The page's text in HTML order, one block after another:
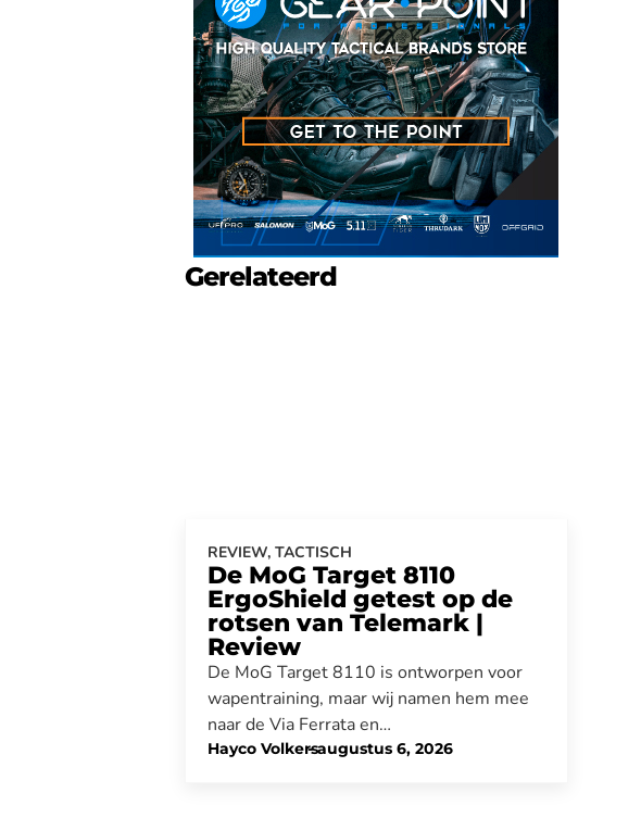
Gerelateerd
REVIEW, TACTISCH
De MoG Target 8110
ErgoShield getest op de
rotsen van Telemark |
Review
De MoG Target 8110 is ontworpen voor
wapentraining, maar wij namen hem mee
naar de Via Ferrata en…
Hayco Volkers
- augustus 6, 2026